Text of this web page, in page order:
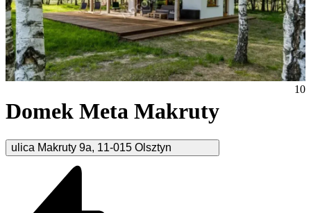
Domek Meta Makruty
ulica Makruty 9a, 11-015 Olsztyn
10